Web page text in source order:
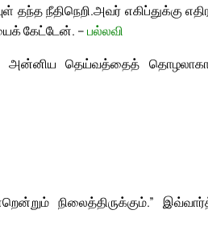
தந்த நீதிநெறி.அவர் எகிப்துக்கு
கேட்டேன். –பல்லவி
அன்னிய தெய்வத்தைத்
நிலைத்திருக்கும்.”